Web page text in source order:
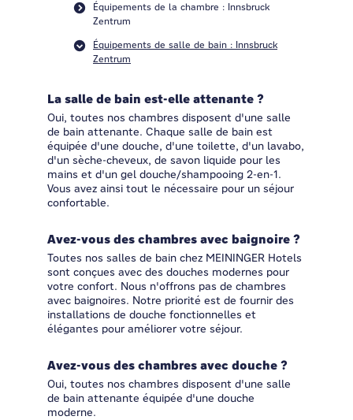
Équipements de la chambre : Innsbruck
Zentrum
Équipements de salle de bain : Innsbruck
Zentrum
La salle de bain est-elle attenante ?
Oui, toutes nos chambres disposent d'une salle
de bain attenante. Chaque salle de bain est
équipée d'une douche, d'une toilette, d'un lavabo,
d'un sèche-cheveux, de savon liquide pour les
mains et d'un gel douche/shampooing 2-en-1.
Vous avez ainsi tout le nécessaire pour un séjour
confortable.
Avez-vous des chambres avec baignoire ?
Toutes nos salles de bain chez MEININGER Hotels
sont conçues avec des douches modernes pour
votre confort. Nous n'offrons pas de chambres
avec baignoires. Notre priorité est de fournir des
installations de douche fonctionnelles et
élégantes pour améliorer votre séjour.
Avez-vous des chambres avec douche ?
Oui, toutes nos chambres disposent d'une salle
de bain attenante équipée d'une douche
moderne.